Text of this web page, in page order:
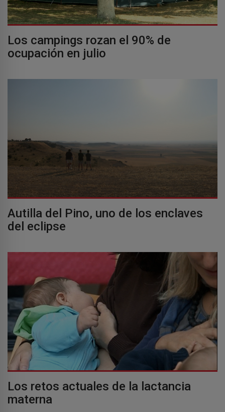
Los campings rozan el 90% de
ocupación en julio
Autilla del Pino, uno de los enclaves
del eclipse
Los retos actuales de la lactancia
materna